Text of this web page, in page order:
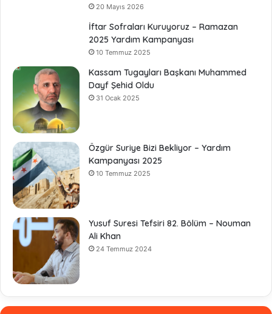
20 Mayıs 2026
İftar Sofraları Kuruyoruz – Ramazan
2025 Yardım Kampanyası
10 Temmuz 2025
Kassam Tugayları Başkanı Muhammed
Dayf Şehid Oldu
31 Ocak 2025
Özgür Suriye Bizi Bekliyor – Yardım
Kampanyası 2025
10 Temmuz 2025
Yusuf Suresi Tefsiri 82. Bölüm – Nouman
Ali Khan
24 Temmuz 2024